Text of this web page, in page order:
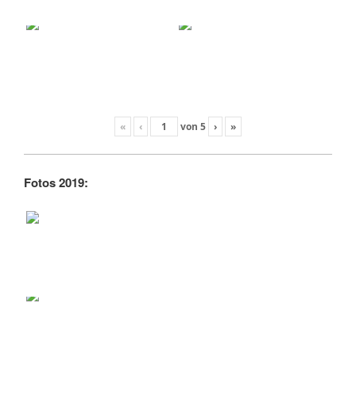
« ‹ von 5 › »
Fotos 2019: